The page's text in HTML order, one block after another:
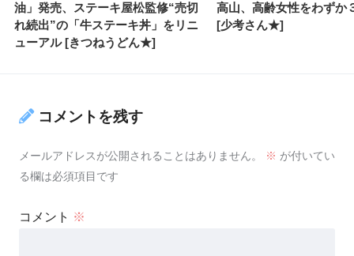
油」発売、ステーキ屋松監修“売切
れ続出”の「牛ステーキ丼」をリニ
ューアル [きつねうどん★]
高山、高齢女性をわずか
[少考さん★]
コメントを残す
メールアドレスが公開されることはありません。 ※ が付いてい
る欄は必須項目です
コメント ※